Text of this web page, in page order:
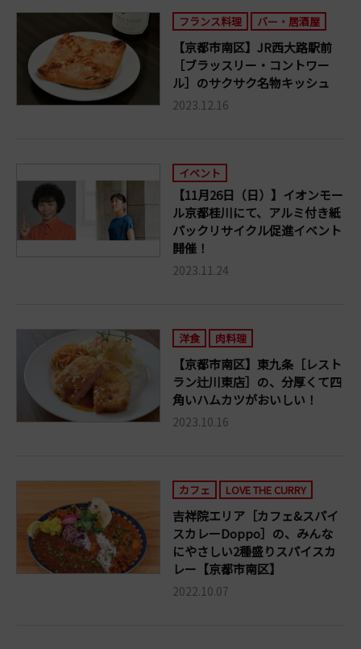
フランス料理 バー・居酒屋
【京都市南区】JR西大路駅前
［ブラッスリー・コントワー
ル］のサクサク名物キッシュ
2023.12.16
イベント
【11月26日（日）】イオンモー
ル京都桂川にて、アルミ付き紙
パックリサイクル促進イベント
開催！
2023.11.24
洋食 肉料理
【京都市南区】東九条［レスト
ラン辻川東店］の、分厚くて四
角いハムカツがおいしい！
2023.10.16
カフェ LOVE THE CURRY
吉祥院エリア［カフェ&スパイ
スカレーDoppo］の、みんな
にやさしい2種盛りスパイスカ
レー【京都市南区】
2022.10.07